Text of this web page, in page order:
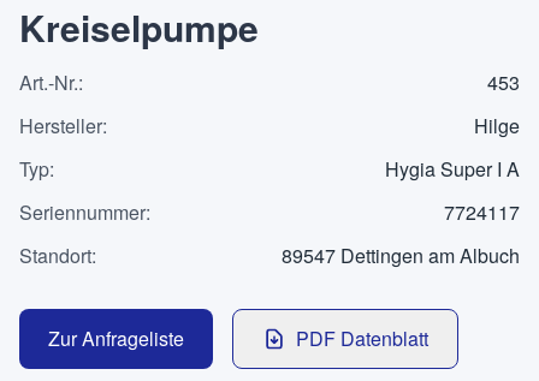
Anfrageliste
Deutsch English
Kreiselpumpe
Art.-Nr.:
453
Hersteller:
Hilge
Typ:
Hygia Super I A
Seriennummer:
7724117
Standort: 89547 Dettingen am Albuch
Zur Anfrageliste PDF Datenblatt